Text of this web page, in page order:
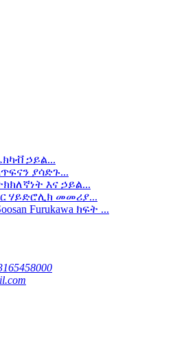
ኃይል...
ያሳድጉ...
እና ኃይል...
ሃይድሮሊክ መመሪያ...
Furukawa ክፍት ...